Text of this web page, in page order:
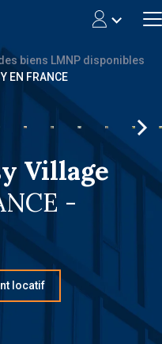
biens LMNP disponibles
EN FRANCE
Village
-
locatif